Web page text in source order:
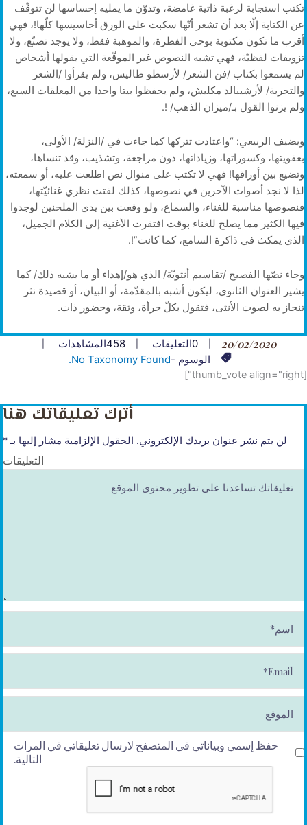
تكتب استجابة لرغبة ذاتية غامضة، وتدوّن ما يمليه إحساسها لن تتوقّف
عن الكتابة إلّا بعد أن تشعر أنّها سكبت على الورق أحاسيسها كلّها!، فهي
أقرب ما تكون مكتوبة بوحي الفطرة، والموهبة فقط، ولا يوجد تصنّع، ولا
تزويفات لفظيّة، فهي تشبه النصوص غير الموقّعة التي يقولها أشخاص
لم يسمعوا بكتاب /فن الشعر/ لأرسطو طاليس، ولم يقرأوا /الشعر
والتجربة/ لأرشيبالد مكليش، ولم يحفظوا بيتا واحدا من المعلقات السبع،
ولم يزنوا القول بـ/ميزان الذهب/ !.
ويضيف الربيعي: “واعتادت تتركها كما جاءت في /النزلة/ الأولى،
بعفويتها، وكسوراتها، وزياداتها، دون مراجعة، وتشذيب، وقد تنساها،
وتضيع بين أوراقها! فهي لا تكتب على منوال نص اطلعت عليه، أو سمعته،
لذا لا نجد أصوات الآخرين في نصوصها، كذلك لفتت نظري غنائيّتها،
فنصوصها مناسبة للغناء، والسماع، ولو وقعت بين يدي الملحنين لوجدوا
فيها الكثير مما يصلح للغناء بوقت افتقرت الأغنية إلى الكلام الجميل،
الذي يمكث في ذاكرة السامع، كما كانت”!.
وجاء نصّها الفصيح /تقاسيم أنثويّة/ الذي هو/إهداء أو ما يشبه ذلك/ كما
يشير العنوان الثانوي، ليكون أشبه بالمقدّمة، أو البيان، أو قصيدة نثر
تنحاز به لصوت الأنثى، فتقول بكلّ جرأة، وثقة، وحضور ذات.
20/02/2020
0التعليقات 458المشاهدات
الوسوم -No Taxonomy Found.
[thumb_vote align="right"]
أترك تعليقاتك هنا
لن يتم نشر عنوان بريدك الإلكتروني. الحقول الإلزامية مشار إليها بـ*
التعليقات
م
*
ai
l*
حفظ إسمي وبياناتي في المتصفح لارسال تعليقاتي في المرات
التالية.